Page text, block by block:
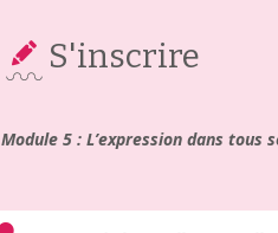
S'inscrire
Module 5 : L’expression dans tous